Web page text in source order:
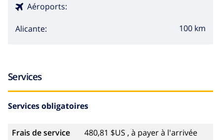
Aéroports:
Alicante: 100 km
Services
Services obligatoires
Frais de service 480,81 $US , à payer à l'arrivée